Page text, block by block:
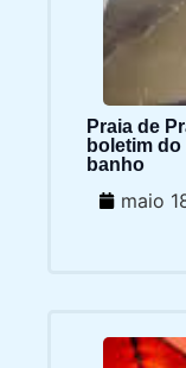
Praia de
boletim
banho
maio